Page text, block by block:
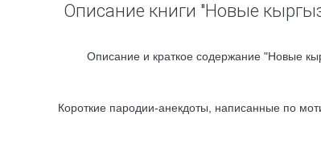
Описание книги "Новые
Описание и краткое содержание "Новые
Короткие пародии-анекдоты, написанные по